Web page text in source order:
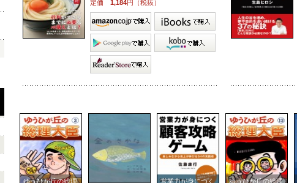
定価 1,184円（税抜）
ゆうひが丘の総理
営業力が身につく
ゆうひが丘の総理